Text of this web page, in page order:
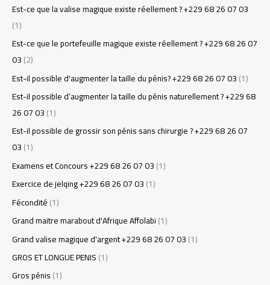
Est-ce que la valise magique existe réellement ? +229 68 26 07 03
(1)
Est-ce que le portefeuille magique existe réellement ? +229 68 26 07
03(2)
Est-il possible d'augmenter la taille du pénis? +229 68 26 07 03(1)
Est-il possible d’augmenter la taille du pénis naturellement ? +229 68
26 07 03(1)
Est-il possible de grossir son pénis sans chirurgie ? +229 68 26 07
03(1)
Examens et Concours +229 68 26 07 03(1)
Exercice de jelqing +229 68 26 07 03(1)
Fécondité(1)
Grand maitre marabout d'Afrique Affolabi(1)
Grand valise magique d'argent +229 68 26 07 03(1)
GROS ET LONGUE PENIS(1)
Gros pénis(1)